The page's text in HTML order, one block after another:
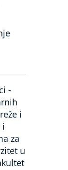
-
i
i
za
u